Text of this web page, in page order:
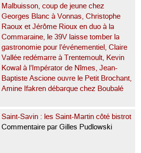
Malbuisson, coup de jeune chez
Georges Blanc à Vonnas, Christophe
Raoux et Jérôme Rioux en duo à la
Commaraine, le 39V laisse tomber la
gastronomie pour l’événementiel, Claire
Vallée redémarre à Trentemoult, Kevin
Kowal à l’Impérator de Nîmes, Jean-
Baptiste Ascione ouvre le Petit Brochant,
Amine Ifakren débarque chez Boubalé
Saint-Savin : les Saint-Martin côté bistrot
Commentaire par Gilles Pudlowski